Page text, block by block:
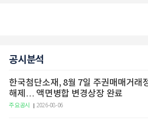
공시분석
한국첨단소재, 8월 7일 주권매매거래
해제… 액면병합 변경상장 완료
주요공시 2026-08-06